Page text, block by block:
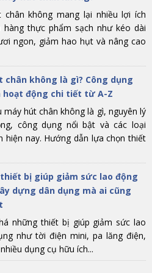
chân không mang lại nhiều lợi ích
hàng thực phẩm sạch như kéo dài
ngon, giảm hao hụt và nâng cao
chân không là gì? Công dụng
hoạt động chi tiết từ A-Z
máy hút chân không là gì, nguyên lý
công dụng nổi bật và các loại
hiện nay. Hướng dẫn lựa chọn thiết
bị giúp giảm sức lao động
dựng dân dụng mà ai cũng
những thiết bị giúp giảm sức lao
như tời điện mini, pa lăng điện,
dụng cụ hữu ích...